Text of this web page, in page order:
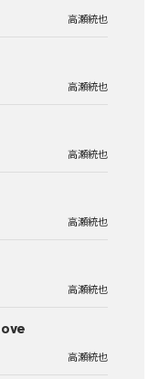
高瀬統也
高瀬統也
高瀬統也
高瀬統也
高瀬統也
高瀬統也